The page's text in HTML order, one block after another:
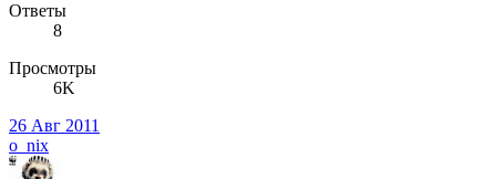
Ответы
8
Просмотры
6K
26 Авг 2011
o_nix